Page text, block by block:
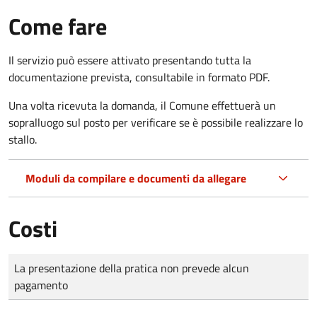
Come fare
Il servizio può essere attivato presentando tutta la
documentazione prevista, consultabile in formato PDF.
Una volta ricevuta la domanda, il Comune effettuerà un
sopralluogo sul posto per verificare se è possibile realizzare lo
stallo.
Moduli da compilare e documenti da allegare
Costi
Tipo di pagamento
Importo
La presentazione della pratica non prevede alcun
pagamento